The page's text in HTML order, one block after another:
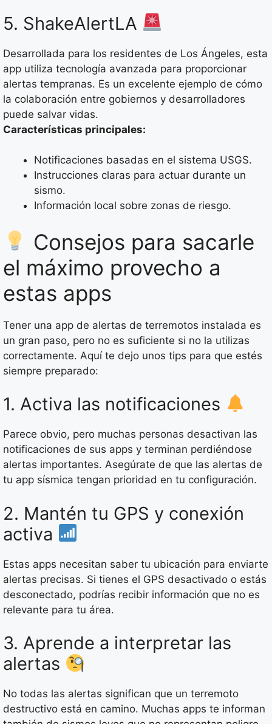
5. ShakeAlertLA
Desarrollada para los residentes de Los Ángeles, esta
app utiliza tecnología avanzada para proporcionar
alertas tempranas. Es un excelente ejemplo de cómo
la colaboración entre gobiernos y desarrolladores
puede salvar vidas.
Características principales:
Notificaciones basadas en el sistema USGS.
Instrucciones claras para actuar durante un
sismo.
Información local sobre zonas de riesgo.
Consejos para sacarle
el máximo provecho a
estas apps
Tener una app de alertas de terremotos instalada es
un gran paso, pero no es suficiente si no la utilizas
correctamente. Aquí te dejo unos tips para que estés
siempre preparado:
1. Activa las notificaciones
Parece obvio, pero muchas personas desactivan las
notificaciones de sus apps y terminan perdiéndose
alertas importantes. Asegúrate de que las alertas de
tu app sísmica tengan prioridad en tu configuración.
2. Mantén tu GPS y conexión
activa
Estas apps necesitan saber tu ubicación para enviarte
alertas precisas. Si tienes el GPS desactivado o estás
desconectado, podrías recibir información que no es
relevante para tu área.
3. Aprende a interpretar las
alertas
No todas las alertas significan que un terremoto
destructivo está en camino. Muchas apps te informan